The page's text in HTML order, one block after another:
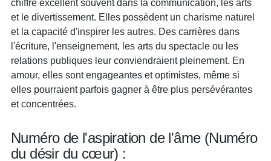
chiffre excellent souvent dans la communication, les arts
et le divertissement. Elles possèdent un charisme naturel
et la capacité d'inspirer les autres. Des carrières dans
l'écriture, l'enseignement, les arts du spectacle ou les
relations publiques leur conviendraient pleinement. En
amour, elles sont engageantes et optimistes, même si
elles pourraient parfois gagner à être plus persévérantes
et concentrées.
Numéro de l'aspiration de l'âme (Numéro
du désir du cœur) :